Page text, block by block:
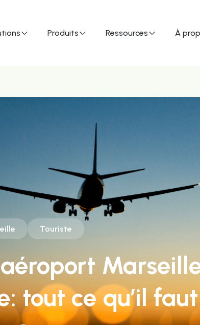
Produits Ressources À
Touriste
tout ce qu’il